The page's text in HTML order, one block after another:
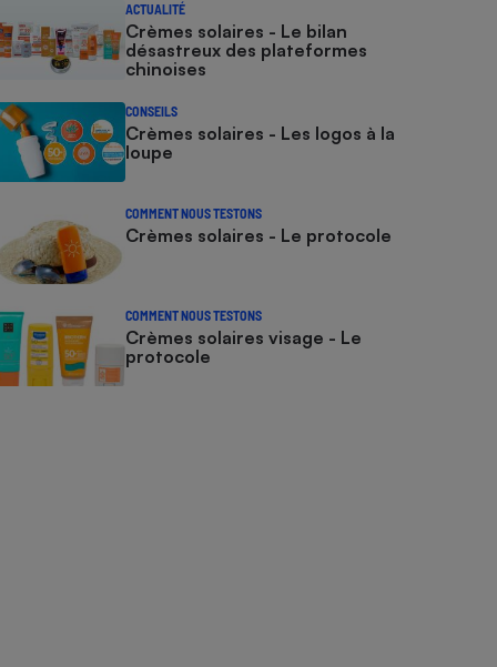
ACTUALITÉ
Crèmes solaires - Le bilan
désastreux des plateformes
chinoises
CONSEILS
Crèmes solaires - Les logos à la
loupe
COMMENT NOUS TESTONS
Crèmes solaires - Le protocole
COMMENT NOUS TESTONS
Crèmes solaires visage - Le
protocole